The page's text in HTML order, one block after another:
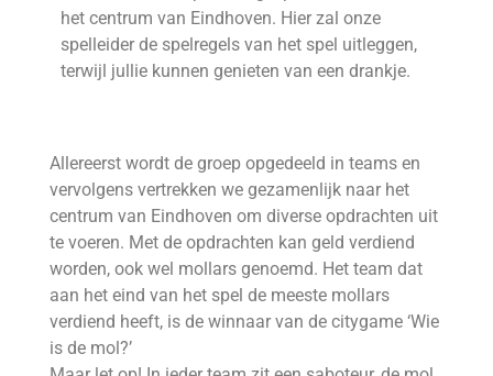
het centrum van Eindhoven. Hier zal onze
spelleider de spelregels van het spel uitleggen,
terwijl jullie kunnen genieten van een drankje.
Allereerst wordt de groep opgedeeld in teams en
vervolgens vertrekken we gezamenlijk naar het
centrum van Eindhoven om diverse opdrachten uit
te voeren. Met de opdrachten kan geld verdiend
worden, ook wel mollars genoemd. Het team dat
aan het eind van het spel de meeste mollars
verdiend heeft, is de winnaar van de citygame ‘Wie
is de mol?’